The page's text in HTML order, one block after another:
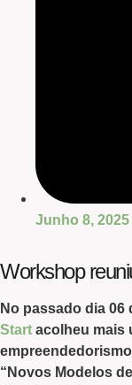
Junho 8, 2025
Workshop
No passado dia 06
Start acolheu mais
“Novos Modelos